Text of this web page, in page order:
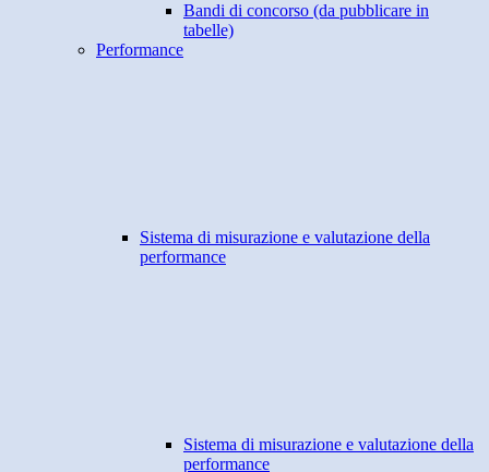
Bandi di concorso (da pubblicare in
tabelle)
Performance
Sistema di misurazione e valutazione della
performance
Sistema di misurazione e valutazione della
performance